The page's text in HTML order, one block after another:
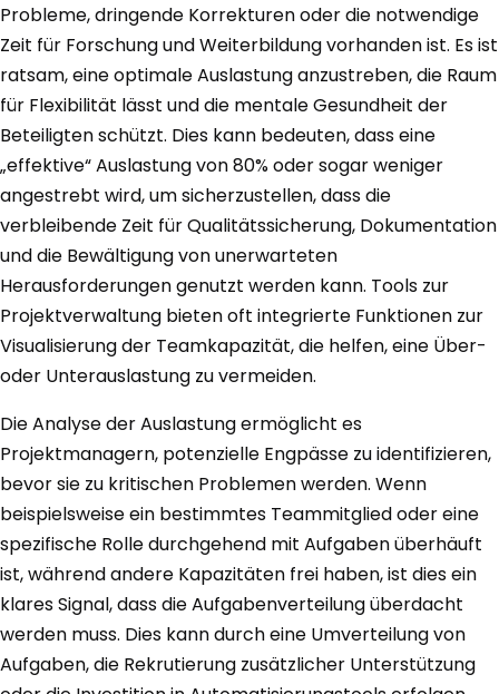
Probleme, dringende Korrekturen oder die notwendige
Zeit für Forschung und Weiterbildung vorhanden ist. Es ist
ratsam, eine optimale Auslastung anzustreben, die Raum
für Flexibilität lässt und die mentale Gesundheit der
Beteiligten schützt. Dies kann bedeuten, dass eine
„effektive“ Auslastung von 80% oder sogar weniger
angestrebt wird, um sicherzustellen, dass die
verbleibende Zeit für Qualitätssicherung, Dokumentation
und die Bewältigung von unerwarteten
Herausforderungen genutzt werden kann. Tools zur
Projektverwaltung bieten oft integrierte Funktionen zur
Visualisierung der Teamkapazität, die helfen, eine Über-
oder Unterauslastung zu vermeiden.
Die Analyse der Auslastung ermöglicht es
Projektmanagern, potenzielle Engpässe zu identifizieren,
bevor sie zu kritischen Problemen werden. Wenn
beispielsweise ein bestimmtes Teammitglied oder eine
spezifische Rolle durchgehend mit Aufgaben überhäuft
ist, während andere Kapazitäten frei haben, ist dies ein
klares Signal, dass die Aufgabenverteilung überdacht
werden muss. Dies kann durch eine Umverteilung von
Aufgaben, die Rekrutierung zusätzlicher Unterstützung